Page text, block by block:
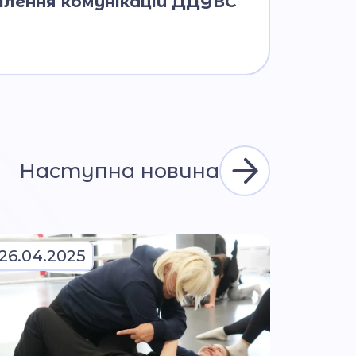
Наступна новина